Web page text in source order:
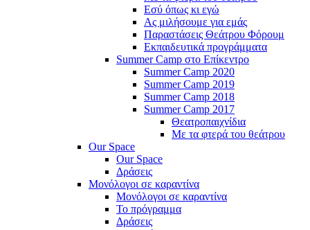
Εσύ όπως κι εγώ
Ας μιλήσουμε για εμάς
Παραστάσεις Θεάτρου Φόρουμ
Εκπαιδευτικά προγράμματα
Summer Camp στο Επίκεντρο
Summer Camp 2020
Summer Camp 2019
Summer Camp 2018
Summer Camp 2017
Θεατροπαιχνίδια
Με τα φτερά του θεάτρου
Our Space
Our Space
Δράσεις
Μονόλογοι σε καραντίνα
Μονόλογοι σε καραντίνα
Το πρόγραμμα
Δράσεις